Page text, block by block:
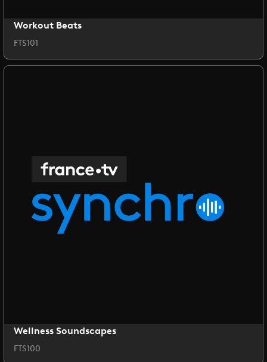
Workout Beats
FTS101
Wellness Soundscapes
FTS100